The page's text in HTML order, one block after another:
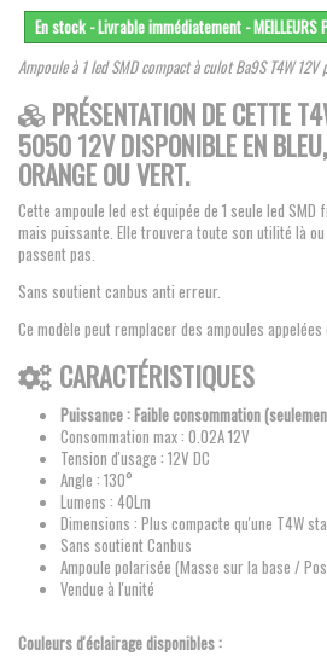
En stock - Livrable immédiatement - MEILLEURS
Ampoule à 1 led SMD compact à culot Ba9S T4W 12V
PRÉSENTATION DE CETTE
5050 12V DISPONIBLE EN
ORANGE OU VERT.
Cette ampoule led est équipée de 1 seule led
mais puissante. Elle trouvera toute son utilité là
passent pas.
Sans soutient canbus anti erreur.
Ce modèle peut remplacer des ampoules
CARACTÉRISTIQUES
Puissance : Faible consommation
Consommation max : 0.02A 12V
Tension d'usage : 12V DC
Angle : 130°
Lumens : 40Lm
Dimensions : Plus compacte qu'une T4W
Sans soutient Canbus
Ampoule polarisée (Masse sur la base /
Vendue à l'unité
Couleurs d'éclairage disponibles :